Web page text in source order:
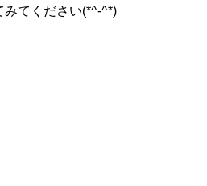
みてください(*^-^*)